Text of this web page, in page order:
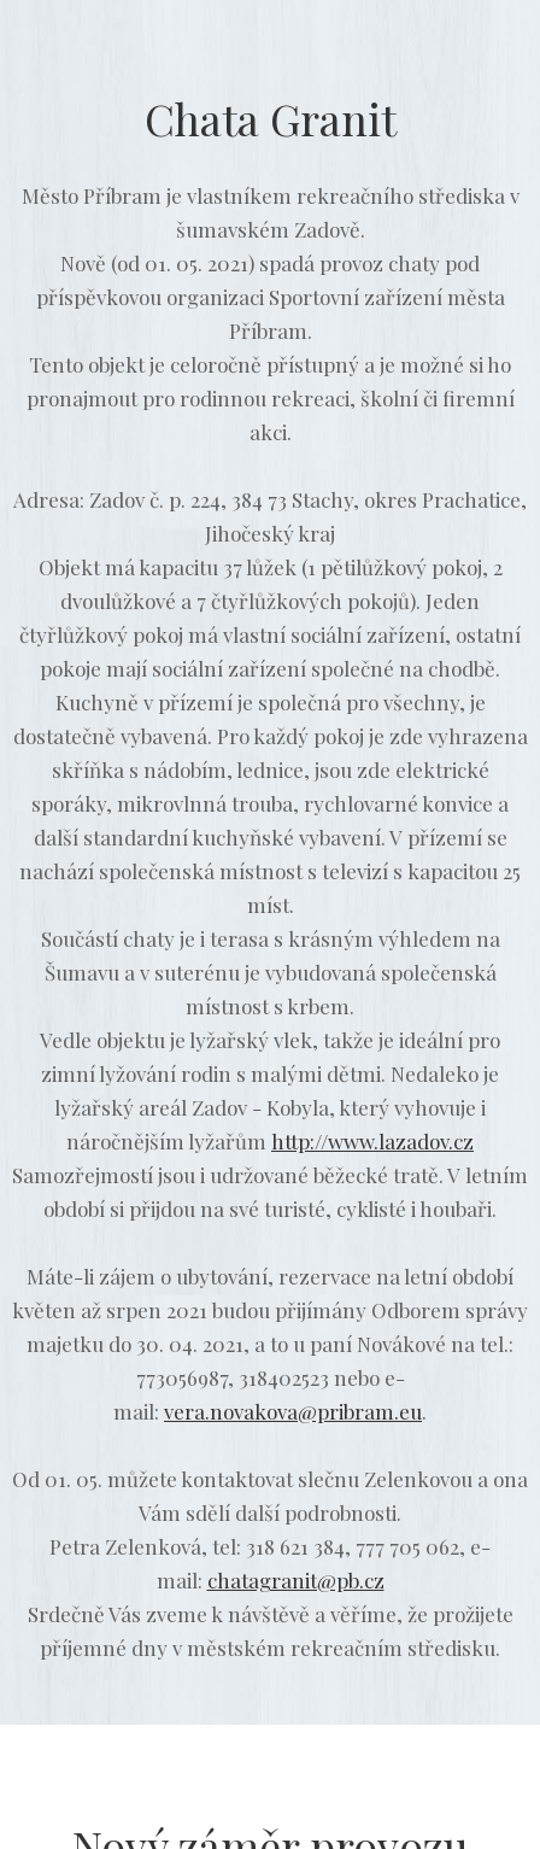
Chata Granit
Město Příbram je vlastníkem rekreačního střediska v
šumavském Zadově.
Nově (od 01. 05. 2021) spadá provoz chaty pod
příspěvkovou organizaci Sportovní zařízení města
Příbram.
Tento objekt je celoročně přístupný a je možné si ho
pronajmout pro rodinnou rekreaci, školní či firemní
akci.
Adresa: Zadov č. p. 224, 384 73 Stachy, okres Prachatice,
Jihočeský kraj
Objekt má kapacitu 37 lůžek (1 pětilůžkový pokoj, 2
dvoulůžkové a 7 čtyřlůžkových pokojů). Jeden
čtyřlůžkový pokoj má vlastní sociální zařízení, ostatní
pokoje mají sociální zařízení společné na chodbě.
Kuchyně v přízemí je společná pro všechny, je
dostatečně vybavená. Pro každý pokoj je zde vyhrazena
skříňka s nádobím, lednice, jsou zde elektrické
sporáky, mikrovlnná trouba, rychlovarné konvice a
další standardní kuchyňské vybavení. V přízemí se
nachází společenská místnost s televizí s kapacitou 25
míst.
Součástí chaty je i terasa s krásným výhledem na
Šumavu a v suterénu je vybudovaná společenská
místnost s krbem.
Vedle objektu je lyžařský vlek, takže je ideální pro
zimní lyžování rodin s malými dětmi. Nedaleko je
lyžařský areál Zadov - Kobyla, který vyhovuje i
náročnějším lyžařům http://www.lazadov.cz
Samozřejmostí jsou i udržované běžecké tratě. V letním
období si přijdou na své turisté, cyklisté i houbaři.
Máte-li zájem o ubytování, rezervace na letní období
květen až srpen 2021 budou přijímány Odborem správy
majetku do 30. 04. 2021, a to u paní Novákové na tel.:
773056987, 318402523 nebo e-
mail: vera.novakova@pribram.eu.
Od 01. 05. můžete kontaktovat slečnu Zelenkovou a ona
Vám sdělí další podrobnosti.
Petra Zelenková, tel: 318 621 384, 777 705 062, e-
mail: chatagranit@pb.cz
Srdečně Vás zveme k návštěvě a věříme, že prožijete
příjemné dny v městském rekreačním středisku.